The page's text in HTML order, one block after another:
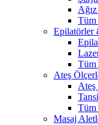
Tüm
Epilatörler
Tüm
Ateş
Ateş
Tüm
Masaj